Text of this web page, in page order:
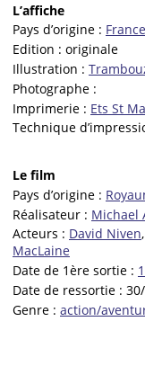
L’affiche
Pays d’origine : France
Edition : originale
Illustration :
Photographe :
Imprimerie : Ets St
Technique
Le film
Pays d’origine :
Réalisateur : Michael
Acteurs : David Niven,
MacLaine
Date de 1ère sortie :
Date de ressortie :
Genre : action/